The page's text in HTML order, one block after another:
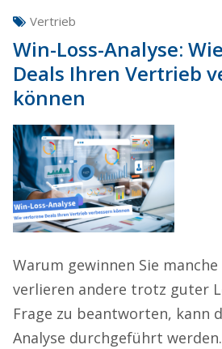
Vertrieb
Win-Loss-Analyse:
Deals Ihren Vertrieb
können
Warum gewinnen Sie manche
verlieren andere trotz guter
Frage zu beantworten, kann
Analyse durchgeführt